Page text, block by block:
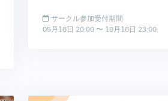
サークル参加受付期間
05月18日 20:00 〜 10月18日 23:00